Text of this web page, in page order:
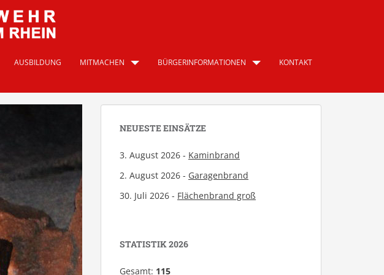
AUSBILDUNG MITMACHEN BÜRGERINFORMATIONEN KONTAKT
NEUESTE EINSÄTZE
3. August 2026 - Kaminbrand
2. August 2026 - Garagenbrand
30. Juli 2026 - Flächenbrand groß
STATISTIK 2026
Gesamt: 115